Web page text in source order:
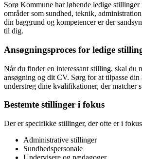
Sorø Kommune har løbende ledige
områder som sundhed, teknik,
din baggrund og kompetencer er der
til dig.
Ansøgningsproces for ledige
Når du finder en interessant stilling, skal du
ansøgning og dit CV. Sørg for at tilpasse
understreg dine kvalifikationer, der matcher
Bestemte stillinger i fokus
Der er specifikke stillinger, der ofte er i
Administrative stillinger
Sundhedspersonale
Undervisere og pædagoger